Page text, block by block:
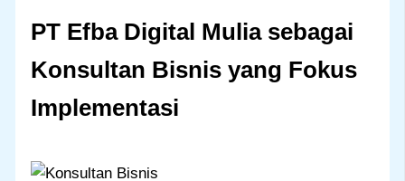
PT Efba Digital Mulia sebagai
Konsultan Bisnis yang Fokus
Implementasi